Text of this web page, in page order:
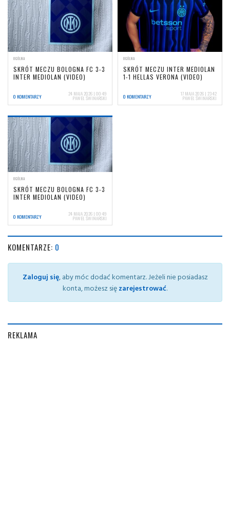
OGÓLNA
SKRÓT MECZU BOLOGNA FC 3-3
INTER MEDIOLAN (VIDEO)
0 KOMENTARZY 24 MAJA 2026 | 00:49
PAWEŁ ŚWINARSKI
OGÓLNA
SKRÓT MECZU INTER MEDIOLAN
1-1 HELLAS VERONA (VIDEO)
0 KOMENTARZY 17 MAJA 2026 | 23:42
PAWEŁ ŚWINARSKI
OGÓLNA
SKRÓT MECZU BOLOGNA FC 3-3
INTER MEDIOLAN (VIDEO)
0 KOMENTARZY 24 MAJA 2026 | 00:49
PAWEŁ ŚWINARSKI
KOMENTARZE: 0
Zaloguj się, aby móc dodać komentarz. Jeżeli nie posiadasz
konta, możesz sięzarejestrować.
REKLAMA